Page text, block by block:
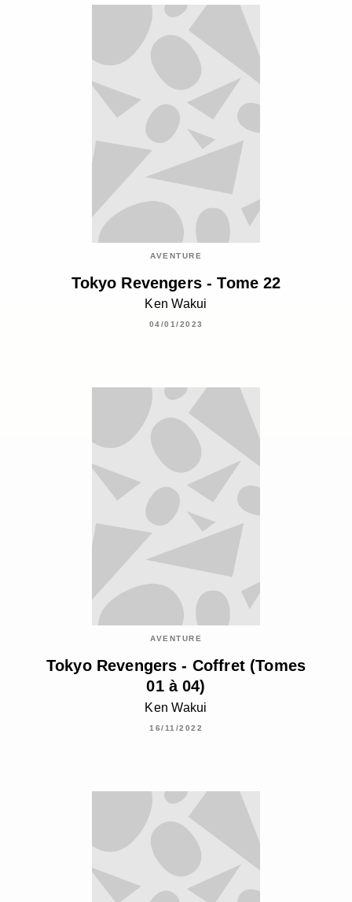
AVENTURE
Tokyo Revengers - Tome 22
Ken Wakui
04/01/2023
AVENTURE
Tokyo Revengers - Coffret (Tomes
01 à 04)
Ken Wakui
16/11/2022